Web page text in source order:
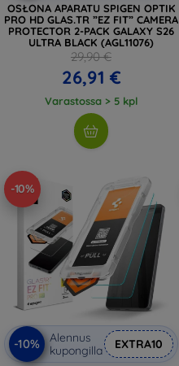
OSŁONA APARATU SPIGEN OPTIK
PRO HD GLAS.TR ”EZ FIT” CAMERA
PROTECTOR 2-PACK GALAXY S26
ULTRA BLACK (AGL11076)
29,90 €
26,91 €
Varastossa > 5 kpl
-10%
-10%
Alennus
kupongilla
EXTRA10